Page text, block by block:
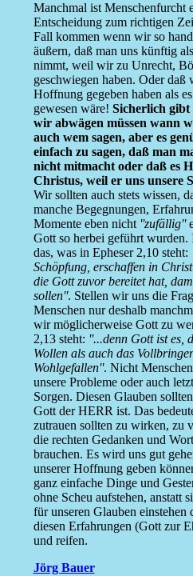
Manchmal ist Menschenfurcht
Entscheidung zum richtigen
Fall kommen wenn wir so
äußern, daß man uns künftig
nimmt, weil wir zu Unrecht,
geschwiegen haben. Oder daß
Hoffnung gegeben haben als
gewesen wäre! Sicherlich gibt
wir abwägen müssen wann
auch wem sagen, aber es
einfach zu sagen, daß man
nicht mitmacht oder daß es
Christus, weil er uns unsere
Wir sollten auch stets wissen,
manche Begegnungen,
Momente eben nicht ''zufällig''
Gott so herbei geführt wurden.
das, was in Epheser 2,10 steht:
Schöpfung, erschaffen in
die Gott zuvor bereitet hat,
sollen''. Stellen wir uns die
Menschen nur deshalb
wir möglicherweise Gott zu
2,13 steht: ''...denn Gott ist es,
Wollen als auch das
Wohlgefallen''. Nicht
unsere Probleme oder auch
Sorgen. Diesen Glauben
Gott der HERR ist. Das
zutrauen sollten zu wirken, zu
die rechten Gedanken und
brauchen. Es wird uns gut
unserer Hoffnung geben
ganz einfache Dinge und
ohne Scheu aufstehen, anstatt
für unseren Glauben
diesen Erfahrungen (Gott zur
und reifen.
Jörg Bauer